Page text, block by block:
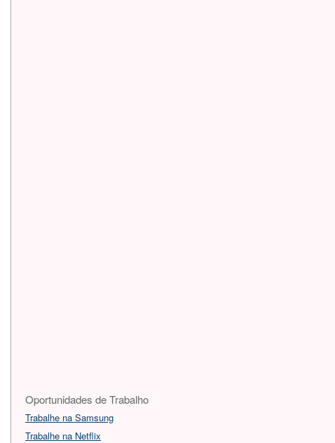
Oportunidades de Trabalho
Trabalhe na Samsung
Trabalhe na Netflix